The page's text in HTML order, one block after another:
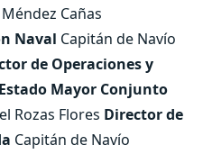
Cañas
Naval Capitán de Navío
de Operaciones y
Mayor Conjunto
Rozas Flores Director de
Capitán de Navío